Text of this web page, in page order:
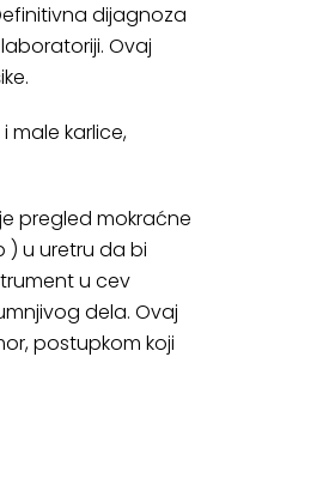
dijagnoza
Ovaj
male karlice,
pregled mokraćne
) u uretru da bi
u cev
dela. Ovaj
postupkom koji